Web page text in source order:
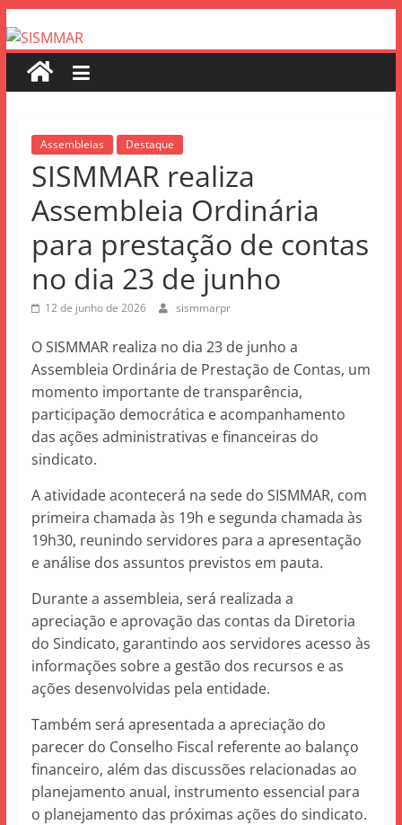
Assembleias Destaque
SISMMAR realiza
Assembleia Ordinária
para prestação de contas
no dia 23 de junho
12 de junho de 2026 sismmarpr
O SISMMAR realiza no dia 23 de junho a
Assembleia Ordinária de Prestação de Contas, um
momento importante de transparência,
participação democrática e acompanhamento
das ações administrativas e financeiras do
sindicato.
A atividade acontecerá na sede do SISMMAR, com
primeira chamada às 19h e segunda chamada às
19h30, reunindo servidores para a apresentação
e análise dos assuntos previstos em pauta.
Durante a assembleia, será realizada a
apreciação e aprovação das contas da Diretoria
do Sindicato, garantindo aos servidores acesso às
informações sobre a gestão dos recursos e as
ações desenvolvidas pela entidade.
Também será apresentada a apreciação do
parecer do Conselho Fiscal referente ao balanço
financeiro, além das discussões relacionadas ao
planejamento anual, instrumento essencial para
o planejamento das próximas ações do sindicato.